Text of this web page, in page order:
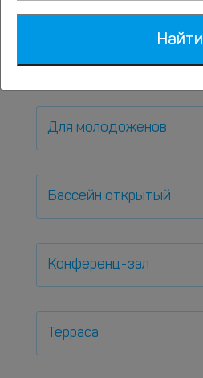
Для молодоженов
Бассейн открытый
Конференц-зал
Терраса
Найти